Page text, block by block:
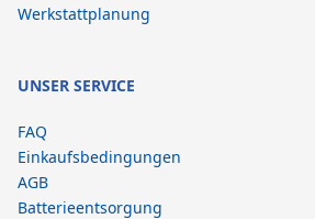
Werkstattplanung
UNSER SERVICE
FAQ
Einkaufsbedingungen
AGB
Batterieentsorgung